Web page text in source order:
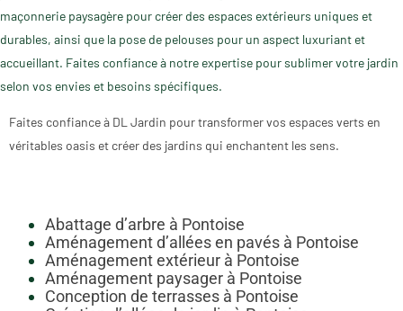
maçonnerie paysagère pour créer des espaces extérieurs uniques et
durables, ainsi que la pose de pelouses pour un aspect luxuriant et
accueillant. Faites confiance à notre expertise pour sublimer votre jardin
selon vos envies et besoins spécifiques.
Faites confiance à DL Jardin pour transformer vos espaces verts en
véritables oasis et créer des jardins qui enchantent les sens.
Abattage d’arbre à Pontoise
Aménagement d’allées en pavés à Pontoise
Aménagement extérieur à Pontoise
Aménagement paysager à Pontoise
Conception de terrasses à Pontoise